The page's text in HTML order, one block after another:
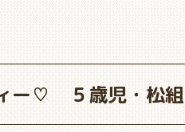
ー♡ ５歳児・松組